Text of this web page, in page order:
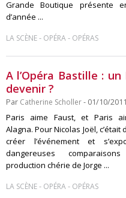
Grande Boutique présente
d’année ...
LA SCÈNE- OPÉRA- OPÉRAS
A l’Opéra Bastille : un
devenir ?
Par Catherine Scholler- 01/10/2011
Paris aime Faust, et Paris
Alagna. Pour Nicolas Joël, c’était
créer l’événement et
dangereuses
production chérie de Jorge ...
LA SCÈNE- OPÉRA- OPÉRAS